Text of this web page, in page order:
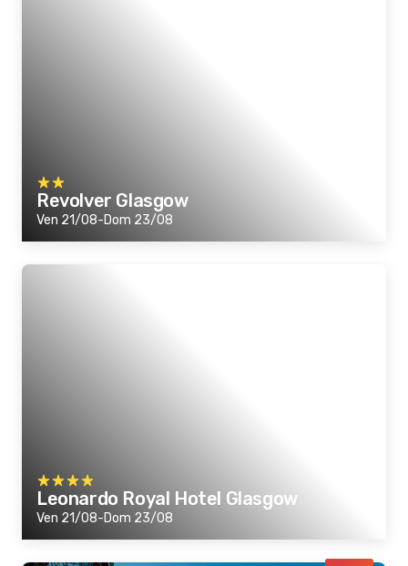
Revolver Glasgow
Ven 21/08-Dom 23/08
Leonardo Royal Hotel Glasgow
Ven 21/08-Dom 23/08